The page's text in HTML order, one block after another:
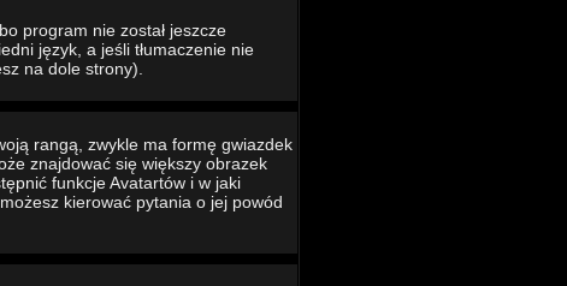
program nie został jeszcze
język, a jeśli tłumaczenie nie
na dole strony).
rangą, zwykle ma formę gwiazdek
znajdować się większy obrazek
funkcje Avatartów i w jaki
kierować pytania o jej powód